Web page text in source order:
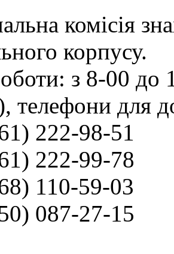
комісія
корпусу.
з 8-00 до
телефони для
222-98-51
222-99-78
110-59-03
087-27-15